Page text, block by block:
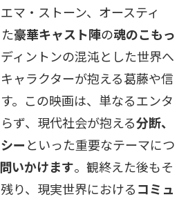
マ・ストーン、オースティ
豪華キャスト陣の魂のこもっ
ィントンの混沌とした世界へ
ャラクターが抱える葛藤や信
。この映画は、単なるエンタ
ず、現代社会が抱える分断、
ーといった重要なテーマにつ
いかけます。観終えた後もそ
り、現実世界におけるコミュ